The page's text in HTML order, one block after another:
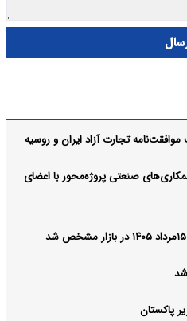
تجارت آزاد ایران و روسیه
صنعتی پروژه‌محور با اعضای
پاکستان